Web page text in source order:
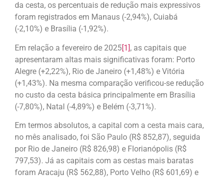
da cesta, os percentuais de redução mais expressivos
foram registrados em Manaus (-2,94%), Cuiabá
(-2,10%) e Brasília (-1,92%).
Em relação a fevereiro de 2025[1], as capitais que
apresentaram altas mais significativas foram: Porto
Alegre (+2,22%), Rio de Janeiro (+1,48%) e Vitória
(+1,43%). Na mesma comparação verificou-se redução
no custo da cesta básica principalmente em Brasília
(-7,80%), Natal (-4,89%) e Belém (-3,71%).
Em termos absolutos, a capital com a cesta mais cara,
no mês analisado, foi São Paulo (R$ 852,87), seguida
por Rio de Janeiro (R$ 826,98) e Florianópolis (R$
797,53). Já as capitais com as cestas mais baratas
foram Aracaju (R$ 562,88), Porto Velho (R$ 601,69) e